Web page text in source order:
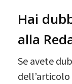
Hai
alla
Se avete